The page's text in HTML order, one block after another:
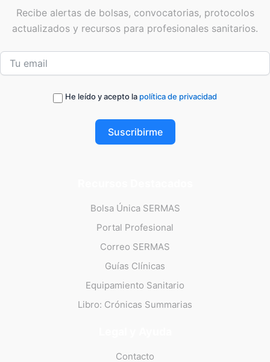
Recibe alertas de bolsas, convocatorias, protocolos
actualizados y recursos para profesionales sanitarios.
He leído y acepto la política de privacidad
Suscribirme
Bolsa Única SERMAS
Portal Profesional
Correo SERMAS
Guías Clínicas
Equipamiento Sanitario
Libro: Crónicas Summarias
Contacto